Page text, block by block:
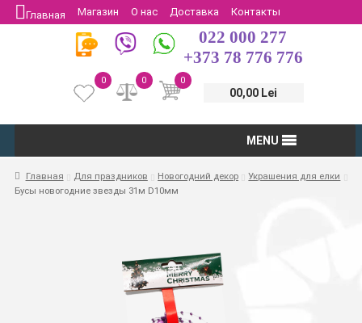
Главная Магазин О нас Доставка
Контакты
Защита потребителей
Возврат
022 000 277
+373 78 776 776
0
00,00 Lei
0
0
MENU
Главная Для праздников Новогодний декор
Украшения для елки
Бусы новогодние звезды 31м D10мм